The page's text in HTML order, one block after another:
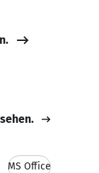
MS Office